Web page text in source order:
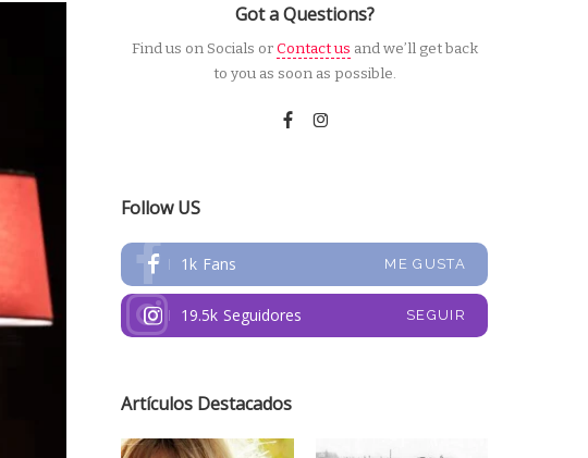
Got a Questions?
Find us on Socials orContact us and we’ll get back
to you as soon as possible.
Follow US
1k Fans ME GUSTA
19.5k Seguidores SEGUIR
Artículos Destacados